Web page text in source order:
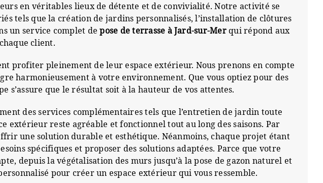
en véritables lieux de détente et de convivialité. Notre activité se
tels que la création de jardins personnalisés, l’installation de clôtures
un service complet depose de terrasse à Jard-sur-Merqui répond aux
client.
profiter pleinement de leur espace extérieur. Nous prenons en compte
harmonieusement à votre environnement. Que vous optiez pour des
s’assure que le résultat soit à la hauteur de vos attentes.
des services complémentaires tels que l’entretien de jardin toute
extérieur reste agréable et fonctionnel tout au long des saisons. Par
une solution durable et esthétique. Néanmoins, chaque projet étant
spécifiques et proposer des solutions adaptées. Parce que votre
depuis la végétalisation des murs jusqu’à la pose de gazon naturel et
pour créer un espace extérieur qui vous ressemble.